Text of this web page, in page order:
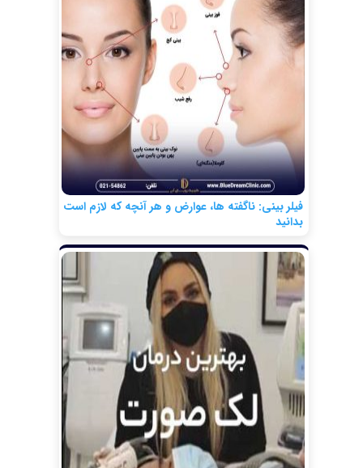
فیلر بینی: ناگفته ها، عوارض و هر آنچه که لازم است
بدانید